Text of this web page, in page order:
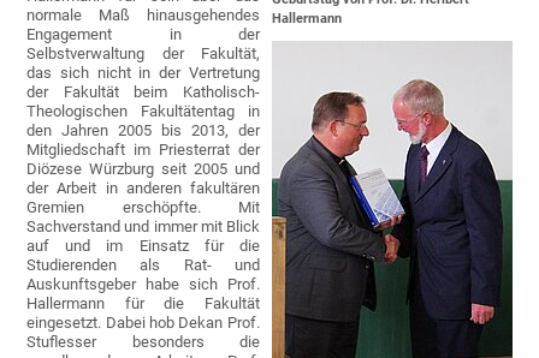
Hallermann
normale Maß hinausgehendes
Engagement in der
Selbstverwaltung der Fakultät,
das sich nicht in der Vertretung
der Fakultät beim Katholisch-
Theologischen Fakultätentag in
den Jahren 2005 bis 2013, der
Mitgliedschaft im Priesterrat der
Diözese Würzburg seit 2005 und
der Arbeit in anderen fakultären
Gremien erschöpfte. Mit
Sachverstand und immer mit Blick
auf und im Einsatz für die
Studierenden als Rat- und
Auskunftsgeber habe sich Prof.
Hallermann für die Fakultät
eingesetzt. Dabei hob Dekan Prof.
Stuflesser besonders die